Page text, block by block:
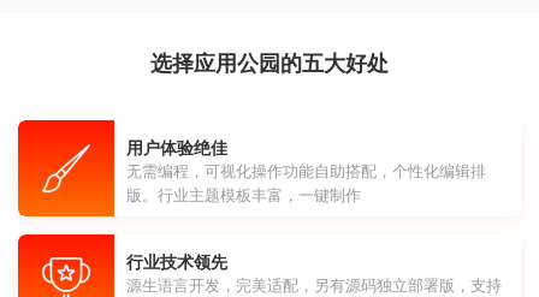
选择应用公园的五大好处
用户体验绝佳
无需编程，可视化操作功能自助搭配，个性化编辑排
版。行业主题模板丰富，一键制作
行业技术领先
源生语言开发，完美适配，另有源码独立部署版，支持